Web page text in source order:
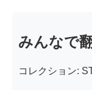
みんなで
コレクション: